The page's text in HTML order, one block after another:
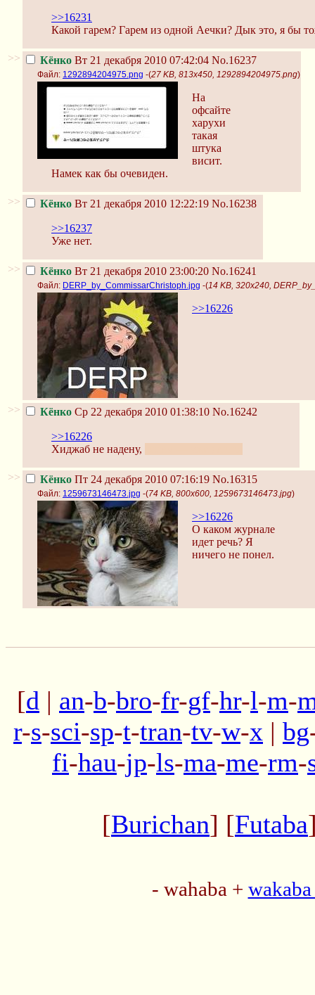
>>16231
Какой гарем? Гарем из одной Аечки? Дык это, я бы
>> Кёнко Вт 21 декабря 2010 07:42:04 No.16237
Файл: 1292894204975.png -(27 KB, 813x450, 1292894204975.png)
На
офсайте
харухи
такая
штука
висит.
Намек как бы очевиден.
>> Кёнко Вт 21 декабря 2010 12:22:19 No.16238
>>16237
Уже нет.
>> Кёнко Вт 21 декабря 2010 23:00:20 No.16241
Файл: DERP_by_CommissarChristoph.jpg -(14 KB, 320x240,
>>16226
>> Кёнко Ср 22 декабря 2010 01:38:10 No.16242
>>16226
Хиджаб не надену,
>> Кёнко Пт 24 декабря 2010 07:16:19 No.16315
Файл: 1259673146473.jpg -(74 KB, 800x600, 1259673146473.jpg)
>>16226
О каком журнале
идет речь? Я
ничего не понел.
[d | an-b-bro-fr-gf-hr-l-m-
r-s-sci-sp-t-tran-tv-w-x | bg
fi-hau-jp-ls-ma-me-rm-
[Burichan] [Futaba
- wahaba +